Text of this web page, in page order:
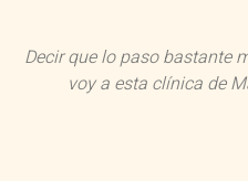
Decir que lo paso bastante
voy a esta clínica de